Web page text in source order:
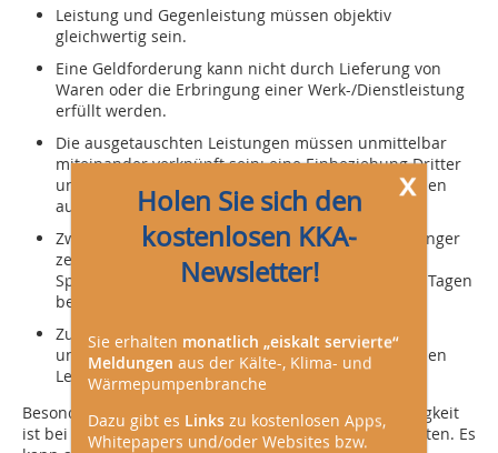
Leistung und Gegenleistung müssen objektiv
gleichwertig sein.
Eine Geldforderung kann nicht durch Lieferung von
Waren oder die Erbringung einer Werk-/Dienstleistung
erfüllt werden.
Die ausgetauschten Leistungen müssen unmittelbar
miteinander verknüpft sein; eine Einbeziehung Dritter
und ein Drei- oder Mehrpersonenverhältnis müssen
ausgeschlossen sein.
Zwischen Leistung und Gegenleistung muss ein enger
zeitlicher Zusammenhang bestehen; die zeitliche
Spanne, der Leistungsaustausch darf maximal 30 Tagen
betragen.
Zug-um-Zug Erfüllungen sprechen für einen
unmittelbaren sachlichen Zusammenhang zwischen
Leistung und Gegenleistung.
Besondere Vorsicht unter dem Aspekt der Gleichwertigkeit
ist bei Vereinbarungen zum Eigentumsvorbehalt geboten. Es
x
Holen Sie sich den
kostenlosen KKA-
Newsletter!
Sie erhalten monatlich „eiskalt servierte“
Meldungen aus der Kälte-, Klima- und
Wärmepumpenbranche
Dazu gibt es Links zu kostenlosen Apps,
Whitepapers und/oder Websites bzw.